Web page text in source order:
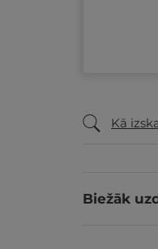
Kā
Biežāk